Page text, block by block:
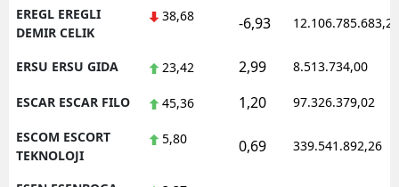
EREGL EREGLI
DEMIR CELIK
38,68 -6,93 12.106.785.683,20
ERSU ERSU GIDA 23,42 2,99 8.513.734,00
ESCAR ESCAR FILO 45,36 1,20 97.326.379,02
ESCOM ESCORT
TEKNOLOJI
5,80 0,69 339.541.892,26